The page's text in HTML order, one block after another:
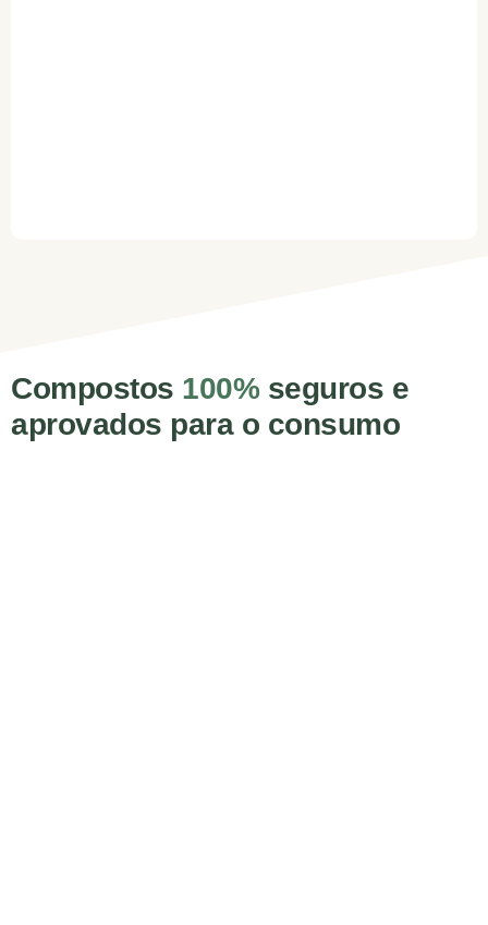
Compostos 100% seguros e
aprovados para o consumo